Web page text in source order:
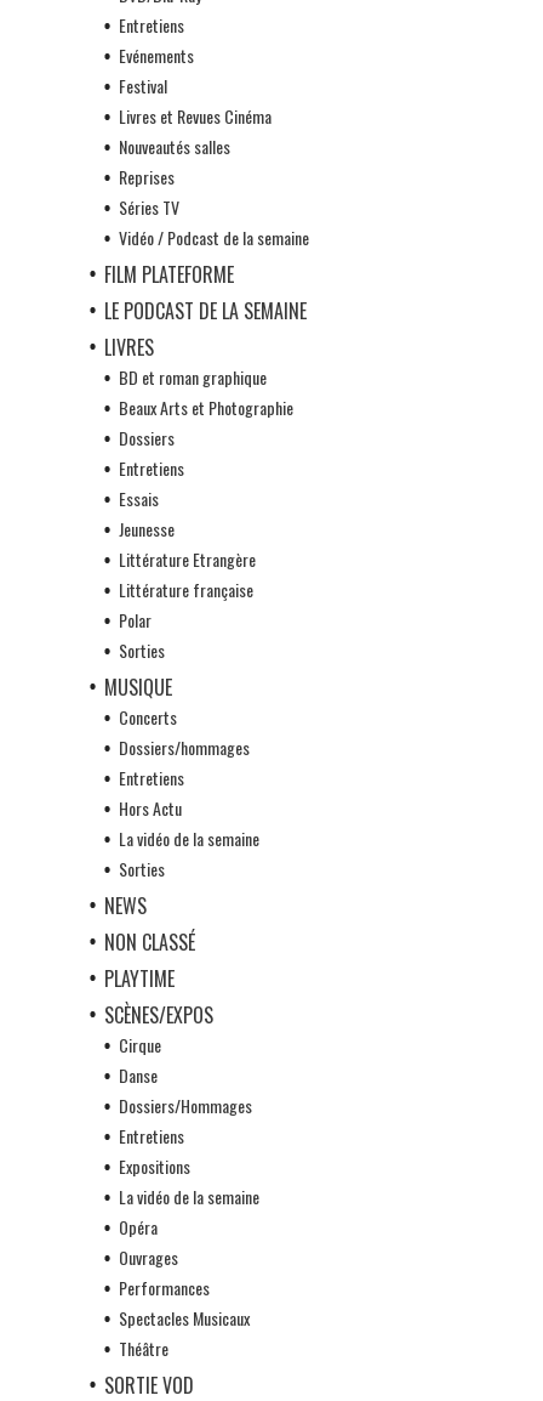
Entretiens
Evénements
Festival
Livres et Revues Cinéma
Nouveautés salles
Reprises
Séries TV
Vidéo / Podcast de la semaine
FILM PLATEFORME
LE PODCAST DE LA SEMAINE
LIVRES
BD et roman graphique
Beaux Arts et Photographie
Dossiers
Entretiens
Essais
Jeunesse
Littérature Etrangère
Littérature française
Polar
Sorties
MUSIQUE
Concerts
Dossiers/hommages
Entretiens
Hors Actu
La vidéo de la semaine
Sorties
NEWS
NON CLASSÉ
PLAYTIME
SCÈNES/EXPOS
Cirque
Danse
Dossiers/Hommages
Entretiens
Expositions
La vidéo de la semaine
Opéra
Ouvrages
Performances
Spectacles Musicaux
Théâtre
SORTIE VOD